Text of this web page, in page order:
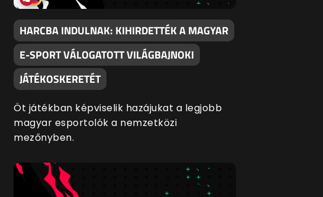
HARCBA INDULNAK: KIHIRDETTÉK A MAGYAR
E-SPORT VÁLOGATOTT VILÁGBAJNOKI
JÁTÉKOSKERETÉT
Öt játékban képviselik hazájukat a legjobb
magyar esportolók a nemzetközi
mezőnyben.